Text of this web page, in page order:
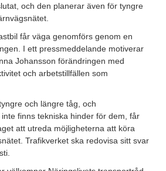
och den planerar även för tyngre
får väga genomförs genom en
I ett pressmeddelande motiverar
Johansson förändringen med
och arbetstillfällen som
och längre tåg, och
finns tekniska hinder för dem, får
att utreda möjligheterna att köra
Trafikverket ska redovisa sitt svar